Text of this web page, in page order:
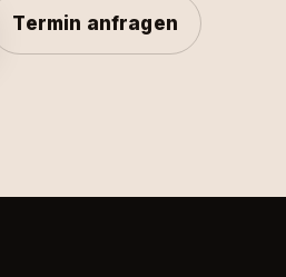
Termin anfragen